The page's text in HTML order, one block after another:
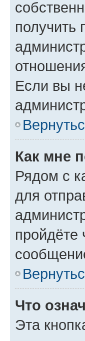
получить
Если вы
Как мне
Рядом с
для
пройдёте
Что
Эта